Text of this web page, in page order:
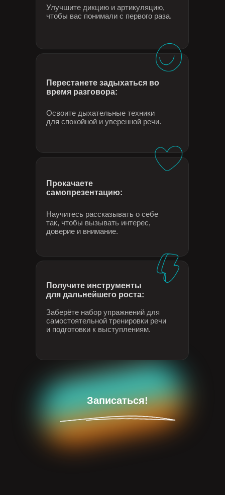
Перестанете задыхаться во
время разговора:
Освоите дыхательные техники
для спокойной и уверенной речи.
Получите инструменты
для дальнейшего роста:
Заберёте набор упражнений для
самостоятельной тренировки речи
и подготовки к выступлениям.
Прокачаете
самопрезентацию:
Научитесь рассказывать о себе
так, чтобы вызывать интерес,
доверие и внимание.
Улучшите дикцию и артикуляцию,
чтобы вас понимали с первого раза.
Записаться!